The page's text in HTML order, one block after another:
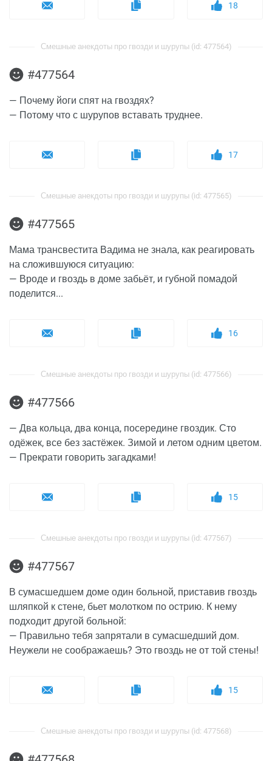
18
Смешные анекдоты про гвозди и шурупы (id: 477564)
#477564
— Почему йоги спят на гвоздях?
— Потому что с шурупов вставать труднее.
17
Смешные анекдоты про гвозди и шурупы (id: 477565)
#477565
Мама трансвестита Вадима не знала, как реагировать
на сложившуюся ситуацию:
— Вроде и гвоздь в доме забьёт, и губной помадой
поделится...
16
Смешные анекдоты про гвозди и шурупы (id: 477566)
#477566
— Два кольца, два конца, посередине гвоздик. Сто
одёжек, все без застёжек. Зимой и летом одним цветом.
— Прекрати говорить загадками!
15
Смешные анекдоты про гвозди и шурупы (id: 477567)
#477567
В сумасшедшем доме один больной, приставив гвоздь
шляпкой к стене, бьет молотком по острию. К нему
подходит другой больной:
— Правильно тебя запрятали в сумасшедший дом.
Неужели не соображаешь? Это гвоздь не от той стены!
15
Смешные анекдоты про гвозди и шурупы (id: 477568)